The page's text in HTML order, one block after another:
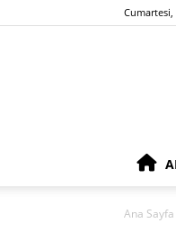
Cumartesi,
Ana Sayfa